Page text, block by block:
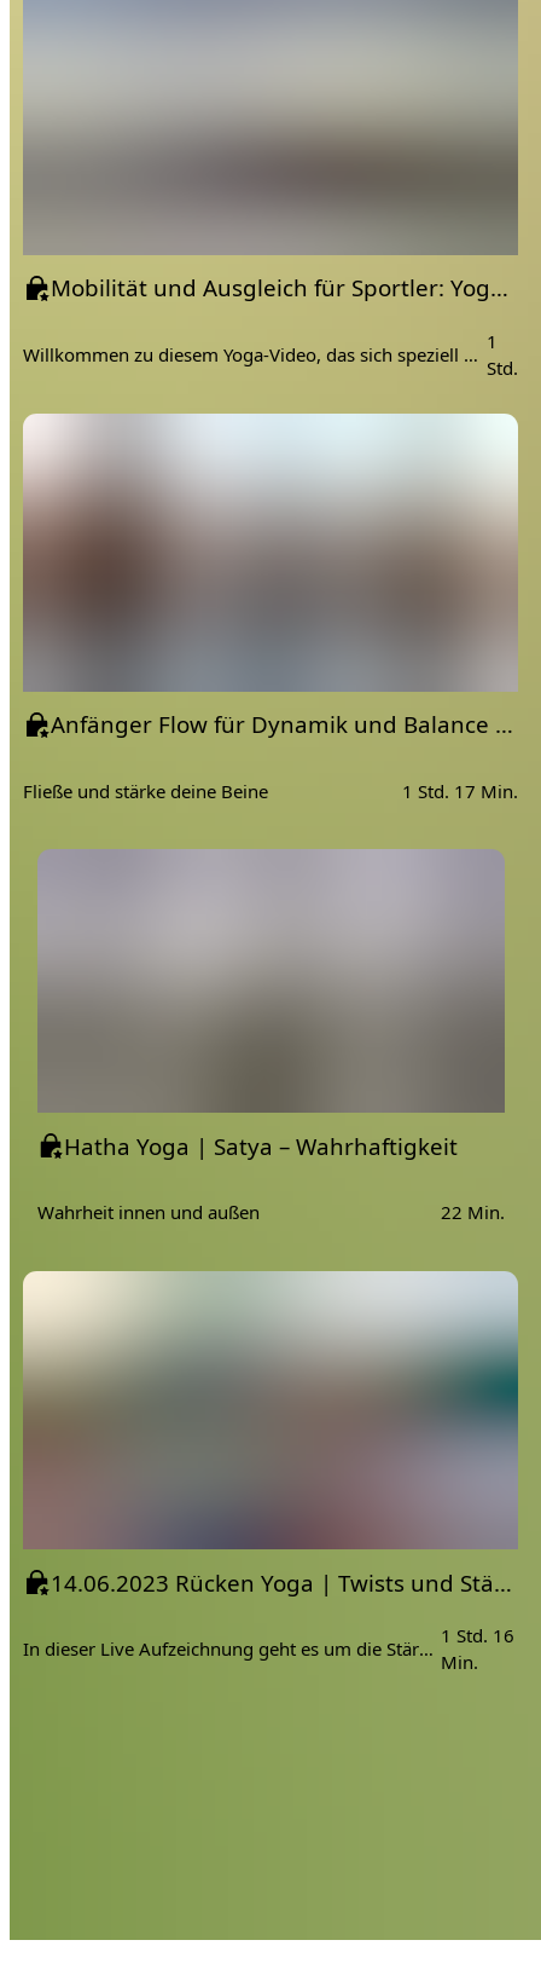
Mobilität und Ausgleich für Sportler: Yoga mit BOLSTAir für geschmeidige Beine und Hüften
Willkommen zu diesem Yoga-Video, das sich speziell an Sportler richtet - einschließlich Männer, die sich viel bewegen. In dieser Einheit konzentrieren wir uns auf das Dehnen der Beine, Hüften und auf einen inneren Ausgleich, der zu deiner sportlichen "Action" im Training passt.
1
Std.
Anfänger Flow für Dynamik und Balance | Vinyasa Yoga
Fließe und stärke deine Beine 1 Std. 17 Min.
Hatha Yoga | Satya – Wahrhaftigkeit
Wahrheit innen und außen 22 Min.
14.06.2023 Rücken Yoga | Twists und Stärkung
In dieser Live Aufzeichnung geht es um die Stärkung der Rückenmuskulatur.
1 Std. 16
Min.